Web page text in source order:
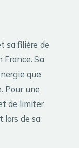
sa filière de
Sa
que
Pour une
de limiter
lors de sa